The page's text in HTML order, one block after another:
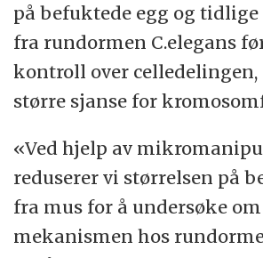
på befuktede egg og
fra rundormen C.elegans
kontroll over celledelingen,
større sjanse for
«Ved hjelp av
reduserer vi størrelsen på
fra mus for å undersøke
mekanismen hos